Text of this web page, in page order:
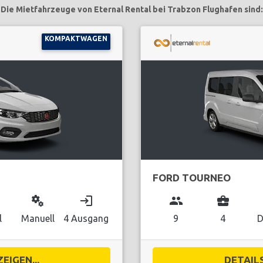
Die Mietfahrzeuge von Eternal Rental bei Trabzon Flughafen sind:
KOMPAKTWAGEN
miscellaneous_services
Manuell
login
4 Ausgang
FORD TOURNEO
group
9
business_center
4